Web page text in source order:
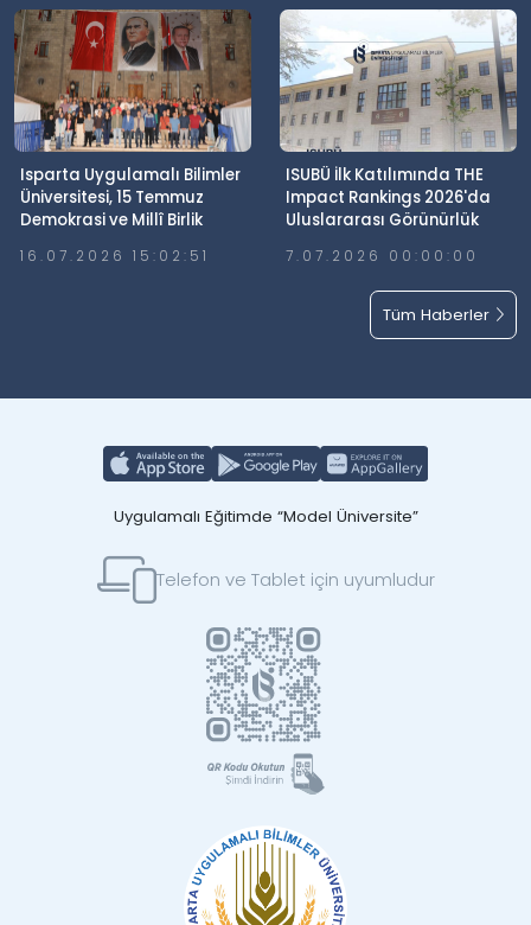
Isparta Uygulamalı Bilimler
Üniversitesi, 15 Temmuz
Demokrasi ve Millî Birlik
16.07.2026 15:02:51
ISUBÜ İlk Katılımında THE
Impact Rankings 2026'da
Uluslararası Görünürlük
7.07.2026 00:00:00
Tüm Haberler
Uygulamalı Eğitimde “Model Üniversite”
Telefon ve Tablet için uyumludur